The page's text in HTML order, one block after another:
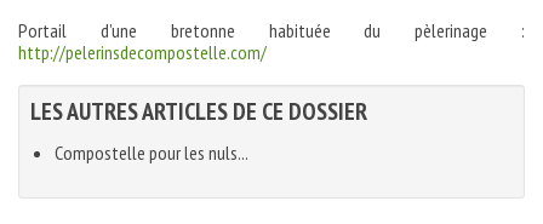
Portail d’une bretonne habituée du pèlerinage :
http://pelerinsdecompostelle.com/
LES AUTRES ARTICLES DE CE DOSSIER
Compostelle pour les nuls...